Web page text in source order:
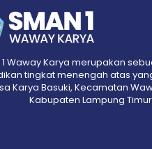
1 Waway Karya merupakan
tingkat menengah atas
Karya Basuki, Kecamatan
Kabupaten Lampung Timur